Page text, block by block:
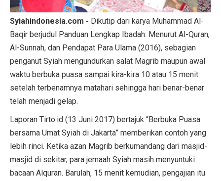
Syiahindonesia.com - Dikutip dari karya Muhammad Al-
Baqir berjudul Panduan Lengkap Ibadah: Menurut Al-Quran,
Al-Sunnah, dan Pendapat Para Ulama (2016), sebagian
penganut Syiah mengundurkan salat Magrib maupun awal
waktu berbuka puasa sampai kira-kira 10 atau 15 menit
setelah terbenamnya matahari sehingga hari benar-benar
telah menjadi gelap.
Laporan Tirto.id (13 Juni 2017) bertajuk “Berbuka Puasa
bersama Umat Syiah di Jakarta” memberikan contoh yang
lebih rinci. Ketika azan Magrib berkumandang dari masjid-
masjid di sekitar, para jemaah Syiah masih menyuntuki
bacaan Alquran. Barulah, 15 menit kemudian, pengajian itu